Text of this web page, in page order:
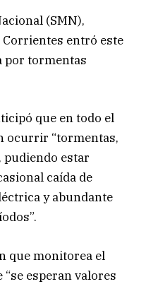
(SMN),
entró este
por tormentas
que en todo el
ocurrir “tormentas,
estar
caída de
y abundante
que monitorea el
esperan valores